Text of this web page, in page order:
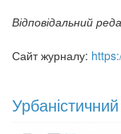
Відповідальний
Сайт журналу: